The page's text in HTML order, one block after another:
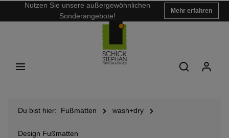
Nutzen Sie unsere außergewöhnlichen
Sonderangebote!
Mehr erfahren
Du bist hier: Fußmatten wash+dry
Design Fußmatten